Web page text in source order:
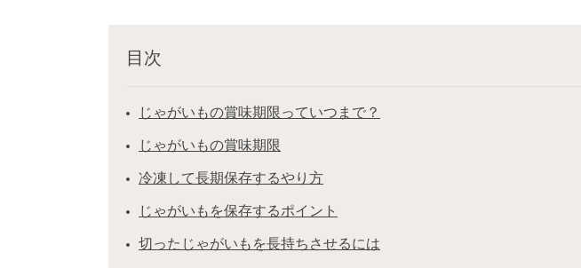
目次
じゃがいもの賞味期限っていつまで？
じゃがいもの賞味期限
冷凍して長期保存するやり方
じゃがいもを保存するポイント
切ったじゃがいもを長持ちさせるには